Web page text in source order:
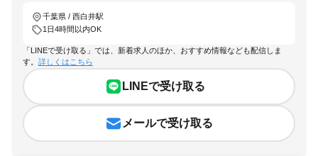
千葉県 / 西白井駅
1日4時間以内OK
「LINEで受け取る」では、新着求人のほか、おすすめ情報なども配信しま
す。 詳しくはこちら
LINEで受け取る
メールで受け取る